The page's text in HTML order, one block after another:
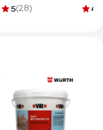
1/4", 3/8" (6гр.) BM-
5(28) 4.5